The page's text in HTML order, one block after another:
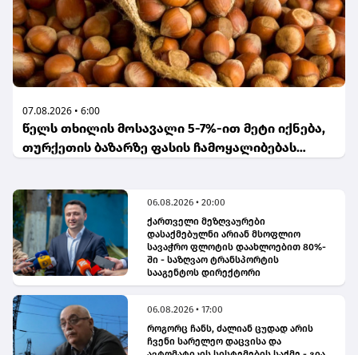
07.08.2026 • 6:00
წელს თხილის მოსავალი 5-7%-ით მეტი იქნება,
თურქეთის ბაზარზე ფასის ჩამოყალიბებას
06.08.2026 • 20:00
ქართველი მეზღვაურები
დასაქმებულნი არიან მსოფლიო
სავაჭრო ფლოტის დაახლოებით 80%-
ში - საზღვაო ტრანსპორტის
სააგენტოს დირექტორი
06.08.2026 • 17:00
როგორც ჩანს, ძალიან ცუდად არის
ჩვენი სარელეო დაცვისა და